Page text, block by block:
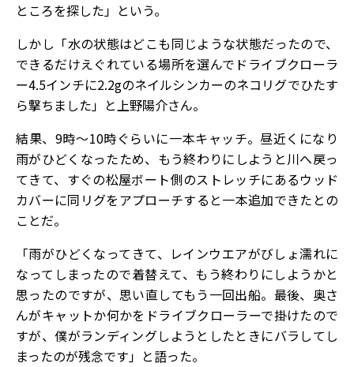
ところを探した」という。
しかし「水の状態はどこも同じような状態だったので、
できるだけえぐれている場所を選んでドライブクローラ
ー4.5インチに2.2gのネイルシンカーのネコリグでひたす
ら撃ちました」と上野陽介さん。
結果、9時～10時ぐらいに一本キャッチ。昼近くになり
雨がひどくなったため、もう終わりにしようと川へ戻っ
てきて、すぐの松屋ボート側のストレッチにあるウッド
カバーに同リグをアプローチすると一本追加できたとの
ことだ。
「雨がひどくなってきて、レインウエアがびしょ濡れに
なってしまったので着替えて、もう終わりにしようかと
思ったのですが、思い直してもう一回出船。最後、奥さ
んがキャットか何かをドライブクローラーで掛けたので
すが、僕がランディングしようとしたときにバラしてし
まったのが残念です」と語った。